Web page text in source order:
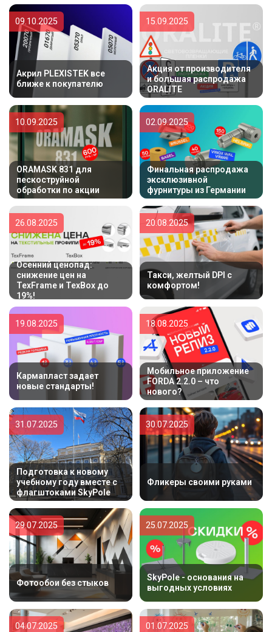
Акрил PLEXISTEK все
ближе к покупателю
09.10.2025
Акция от производителя
и большая распродажа
ORALITE
15.09.2025
ORAMASK 831 для
пескоструйной
обработки по акции
10.09.2025
Финальная распродажа
эксклюзивной
фурнитуры из Германии
02.09.2025
Осенний ценопад:
снижение цен на
TexFrame и TexBox до
19%!
26.08.2025
Такси, желтый DPI с
комфортом!
20.08.2025
Кармапласт задает
новые стандарты!
19.08.2025
Мобильное приложение
FORDA 2.2.0 – что
нового?
18.08.2025
Подготовка к новому
учебному году вместе с
флагштоками SkyPole
31.07.2025
Фликеры своими руками
30.07.2025
Фотообои без стыков
29.07.2025
SkyPole - основания на
выгодных условиях
25.07.2025
04.07.2025 01.07.2025